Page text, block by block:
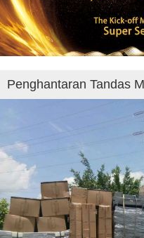
Penghantaran Tandas